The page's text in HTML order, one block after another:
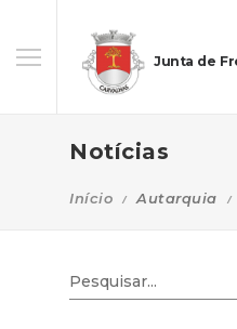
Junta de
Notícias
Início Autarquia